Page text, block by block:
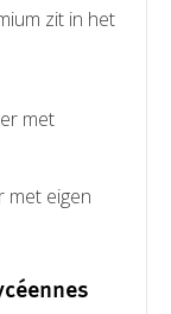
zit in het
met
met eigen